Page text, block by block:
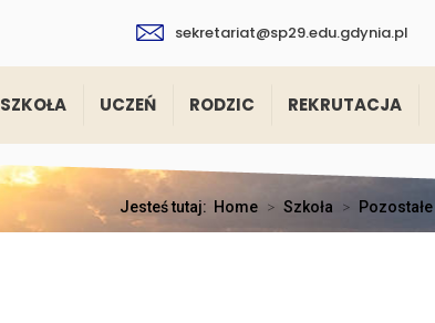
sekretariat@sp29.edu.gdynia.pl
SZKOŁA UCZEŃ RODZIC REKRUTACJA
Jesteś tutaj: Home > Szkoła > Pozostałe